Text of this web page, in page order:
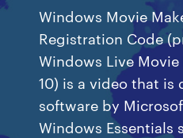
Windows Movie
Registration Code
Windows Live
10) is a video that is
software by
Windows Essentials